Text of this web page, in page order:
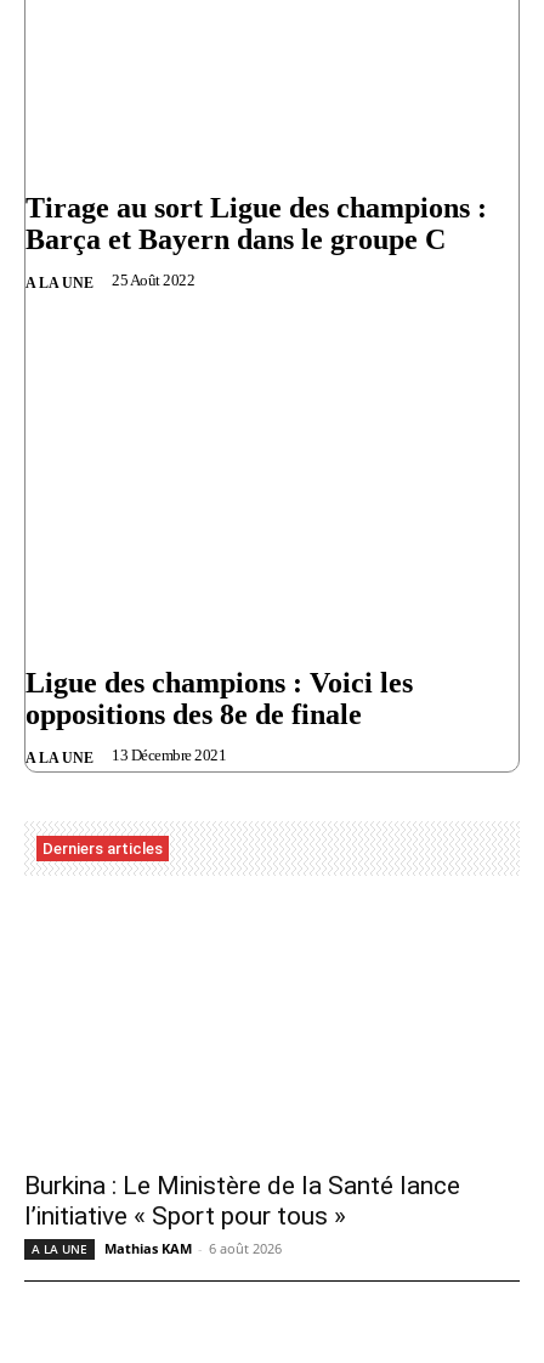
Tirage au sort Ligue des champions :
Barça et Bayern dans le groupe C
A LA UNE 25 Août 2022
Ligue des champions : Voici les
oppositions des 8e de finale
A LA UNE 13 Décembre 2021
Derniers articles
Burkina : Le Ministère de la Santé lance
l’initiative « Sport pour tous »
A LA UNE Mathias KAM - 6 août 2026